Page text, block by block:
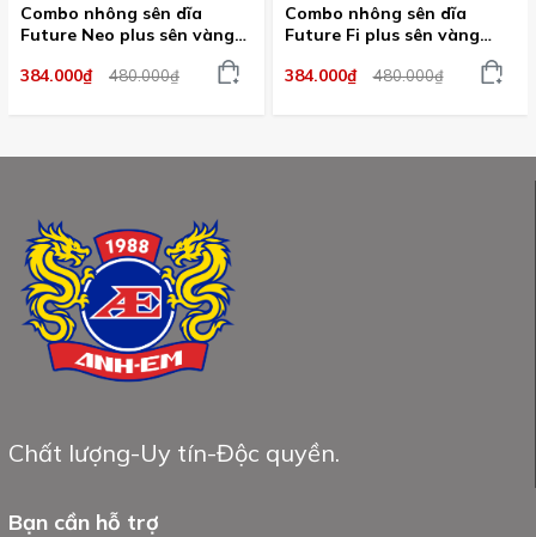
Combo nhông sên dĩa
Future Neo plus sên vàng
CRG dành cho nhiều dòng
xe
384.000₫ 480.000₫
Combo nhông sên dĩa
Future Fi plus sên vàng
CRG dành cho nhiều dòng
xe
384.000₫ 480.000₫
Chất lượng-Uy tín-Độc quyền.
Bạn cần hỗ trợ